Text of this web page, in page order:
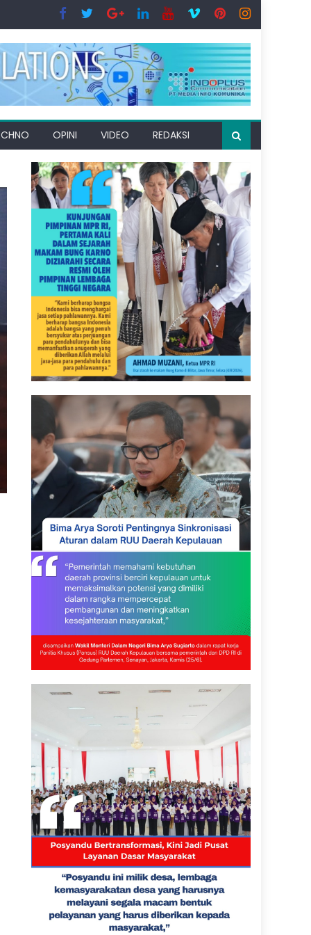
OPINI VIDEO REDAKSI